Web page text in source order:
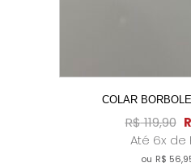
COLAR
R$119,90
Até 6x de
ou R$